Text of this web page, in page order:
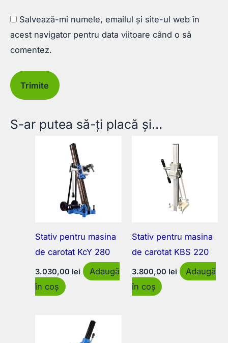
Salvează-mi numele, emailul și site-ul web în
acest navigator pentru data viitoare când o să
comentez.
S-ar putea să-ți placă și…
Stativ pentru masina
de carotat KcY 280
3.030,00 lei
Adaugă
în coș
Stativ pentru masina
de carotat KBS 220
3.800,00 lei
Adaugă
în coș